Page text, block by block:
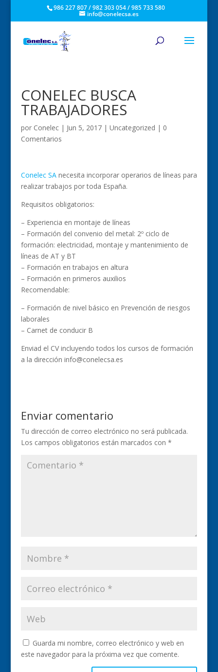
986 227 807 / 982 303 054 / 985 733 580
info@conelecsa.es
CONELEC BUSCA
TRABAJADORES
por Conelec| Jun 5, 2017| Uncategorized | 0
Comentarios
Conelec SAnecesita incorporar operarios de líneas para
realizar trabajos por toda España.
Requisitos obligatorios:
– Experiencia en montaje de líneas
– Formación del convenio del metal: 2º ciclo de
formación: electricidad, montaje y mantenimiento de
líneas de AT y BT
– Formación en trabajos en altura
– Formación en primeros auxilios
Recomendable:
– Formación de nivel básico en Prevención de riesgos
laborales
– Carnet de conducir B
Enviad el CV incluyendo todos los cursos de formación
a la dirección info@conelecsa.es
Enviar comentario
Tu dirección de correo electrónico no será publicada.
Los campos obligatorios están marcados con *
Guarda mi nombre, correo electrónico y web en
este navegador para la próxima vez que comente.